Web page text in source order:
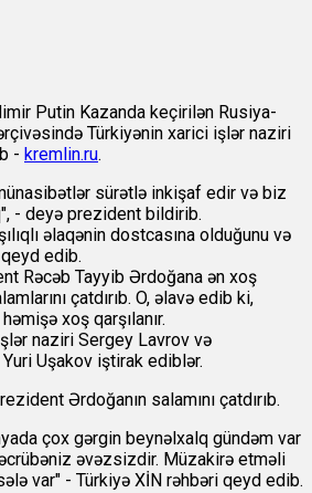
Putin Kazanda keçirilən Rusiya-
Türkiyənin xarici işlər naziri
- kremlin.ru.
sürətlə inkişaf edir və biz
- deyə prezident bildirib.
əlaqənin dostcasına olduğunu və
qeyd edib.
Rəcəb Tayyib Ərdoğana ən xoş
çatdırıb. O, əlavə edib ki,
xoş qarşılanır.
naziri Sergey Lavrov və
Uşakov iştirak ediblər.
Ərdoğanın salamını çatdırıb.
çox gərgin beynəlxalq gündəm var
əvəzsizdir. Müzakirə etməli
var" - Türkiyə XİN rəhbəri qeyd edib.